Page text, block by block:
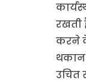
रखती
करने
थकान
उचित